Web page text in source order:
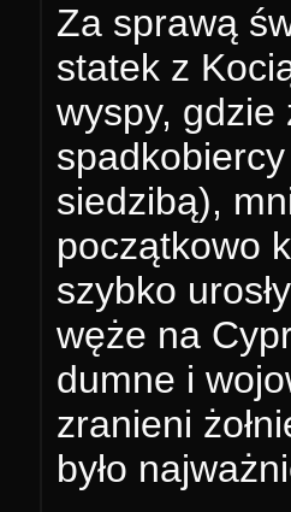
Za sprawą
statek z
wyspy, gdzie
siedzibą),
początkowo
szybko
węże na
dumne i
zranieni
było